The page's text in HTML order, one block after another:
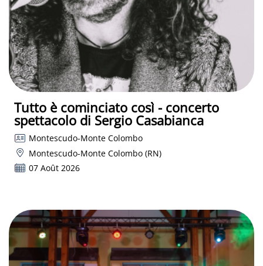
Tutto è cominciato così - concerto
spettacolo di Sergio Casabianca
Montescudo-Monte Colombo
Montescudo-Monte Colombo (RN)
07 Août 2026